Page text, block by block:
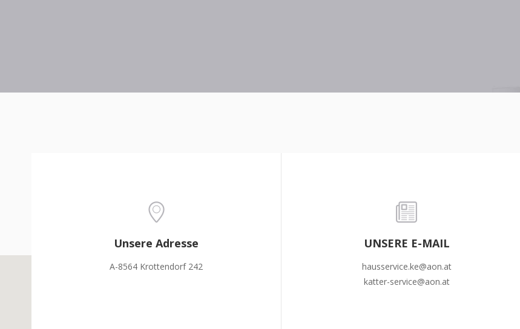
Unsere Adresse
A-8564 Krottendorf 242
UNSERE E-MAIL
hausservice.ke@aon.at
katter-service@aon.at